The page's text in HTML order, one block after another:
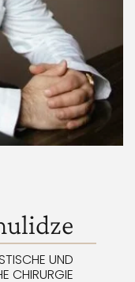
UND
CHIRURGIE